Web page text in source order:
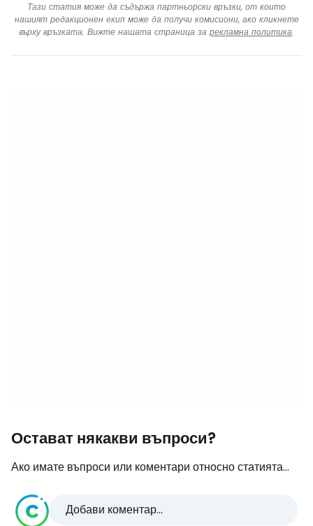
Тази статия може да съдържа партньорски връзки, от които
нашият редакционен екип може да получи комисиони, ако кликнете
върху връзката. Вижте нашата страница за рекламна политика.
Остават някакви въпроси?
Ако имате въпроси или коментари относно статията...
Добави коментар...